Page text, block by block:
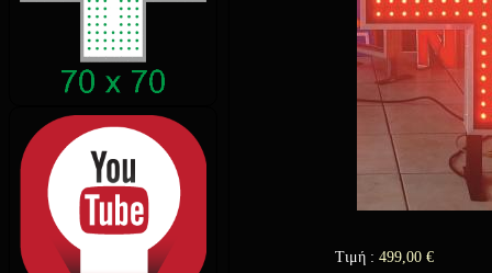
Τιμή : 499,00 €